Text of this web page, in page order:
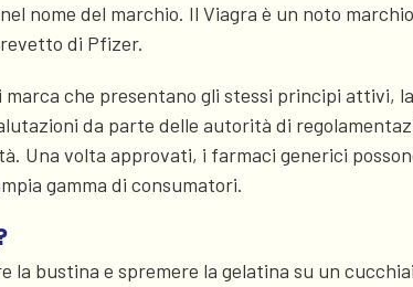
nome del marchio. Il Viagra è un noto
di Pfizer.
che presentano gli stessi principi attivi,
da parte delle autorità di
Una volta approvati, i farmaci generici
gamma di consumatori.
bustina e spremere la gelatina su un